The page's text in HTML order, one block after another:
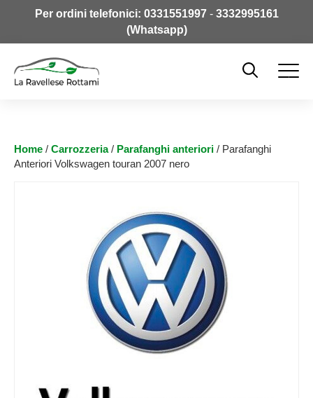
Per ordini telefonici: 0331551997- 3332995161
(Whatsapp)
Home / Carrozzeria/ Parafanghi anteriori / Parafanghi
Anteriori Volkswagen touran 2007 nero